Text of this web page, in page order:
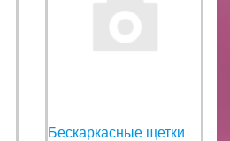
Бескаркасные щетки